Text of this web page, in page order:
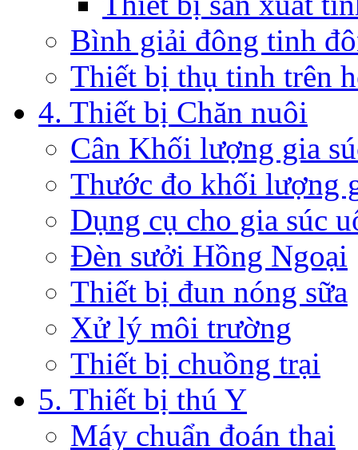
Bình giải đông tinh
Thiết bị thụ tinh trên
4. Thiết bị Chăn nuôi
Cân Khối lượng gia
Thước đo khối lượng
Dụng cụ cho gia súc
Đèn sưởi Hồng Ngoại
Thiết bị đun nóng sữa
Xử lý môi trường
Thiết bị chuồng trại
5. Thiết bị thú Y
Máy chuẩn đoán thai